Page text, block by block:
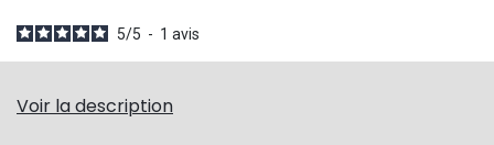
5/5 - 1 avis
Voir la description